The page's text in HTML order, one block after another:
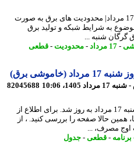
برق و خاموشی برق گرگان شنبه 17 مرداد| محدودیت های برق به صورت
به شرایط شبکه و تولید برق
شنبه ...
17 مرداد -محدودیت-قطعی
برق)
82045688
برنامه و جدول قطعی برق مشهد برای شنبه 17 مرداد به روز شد. برای اطلاع از
حالا صفحه را بررسی کنید. ، از
مصرف، ...
-قطعی-جدول